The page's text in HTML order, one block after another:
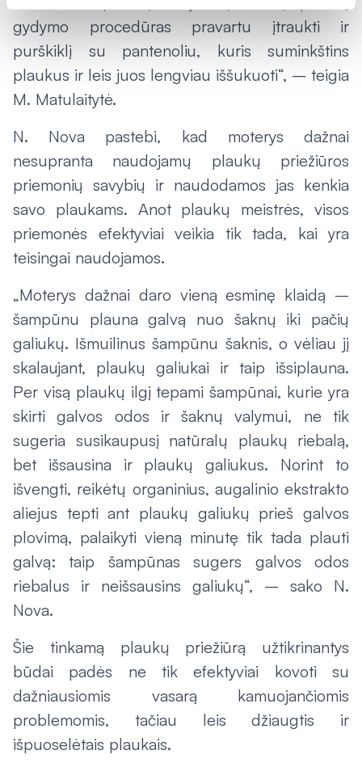
gydymo procedūras pravartu įtraukti ir
purškiklį su pantenoliu, kuris suminkštins
plaukus ir leis juos lengviau iššukuoti“, – teigia
M. Matulaitytė.
N. Nova pastebi, kad moterys dažnai
nesupranta naudojamų plaukų priežiūros
priemonių savybių ir naudodamos jas kenkia
savo plaukams. Anot plaukų meistrės, visos
priemonės efektyviai veikia tik tada, kai yra
teisingai naudojamos.
„Moterys dažnai daro vieną esminę klaidą –
šampūnu plauna galvą nuo šaknų iki pačių
galiukų. Išmuilinus šampūnu šaknis, o vėliau jį
skalaujant, plaukų galiukai ir taip išsiplauna.
Per visą plaukų ilgį tepami šampūnai, kurie yra
skirti galvos odos ir šaknų valymui, ne tik
sugeria susikaupusį natūralų plaukų riebalą,
bet išsausina ir plaukų galiukus. Norint to
išvengti, reikėtų organinius, augalinio ekstrakto
aliejus tepti ant plaukų galiukų prieš galvos
plovimą, palaikyti vieną minutę tik tada plauti
galvą: taip šampūnas sugers galvos odos
riebalus ir neišsausins galiukų“, – sako N.
Nova.
Šie tinkamą plaukų priežiūrą užtikrinantys
būdai padės ne tik efektyviai kovoti su
dažniausiomis vasarą kamuojančiomis
problemomis, tačiau leis džiaugtis ir
išpuoselėtais plaukais.